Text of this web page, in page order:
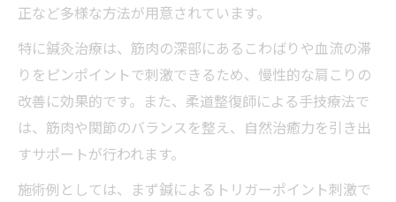
正など多様な方法が用意されています。
特に鍼灸治療は、筋肉の深部にあるこわばりや血流の滞
りをピンポイントで刺激できるため、慢性的な肩こりの
改善に効果的です。また、柔道整復師による手技療法で
は、筋肉や関節のバランスを整え、自然治癒力を引き出
すサポートが行われます。
施術例としては、まず鍼によるトリガーポイント刺激で